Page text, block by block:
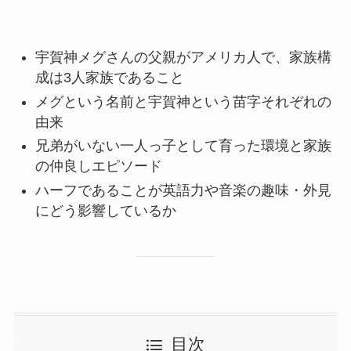
宇賀神メグさんの父親がアメリカ人で、家族構
成は3人家族であること
メグという名前と宇賀神という苗字それぞれの
由来
兄弟がいない一人っ子として育った環境と家族
の仲良しエピソード
ハーフであることが英語力や音楽の趣味・外見
にどう影響しているか
目次